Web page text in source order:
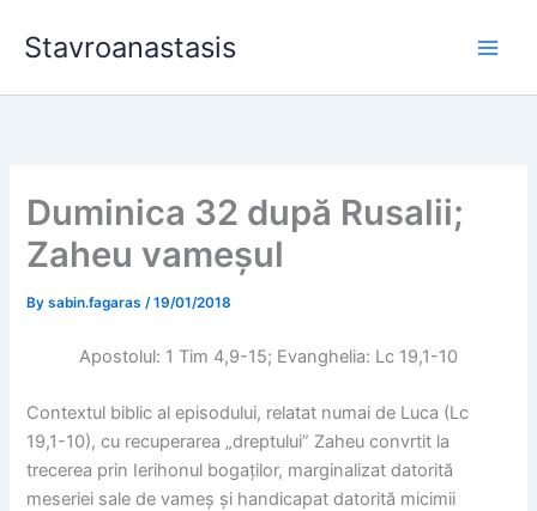
Stavroanastasis
Duminica 32 după Rusalii;
Zaheu vameșul
Bysabin.fagaras/19/01/2018
Apostolul: 1 Tim 4,9-15; Evanghelia: Lc 19,1-10
Contextul biblic al episodului, relatat numai de Luca (Lc
19,1-10), cu recuperarea „dreptului” Zaheu convrtit la
trecerea prin Ierihonul bogaților, marginalizat datorită
meseriei sale de vameș și handicapat datorită micimii